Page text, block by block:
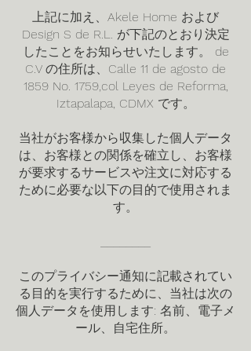
上記に加え、Akele Home および
Design S de R.L. が下記のとおり決定
したことをお知らせいたします。 de
C.V の住所は、Calle 11 de agosto de
1859 No. 1759,col Leyes de Reforma,
Iztapalapa, CDMX です。
当社がお客様から収集した個人データ
は、お客様との関係を確立し、お客様
が要求するサービスや注文に対応する
ために必要な以下の目的で使用されま
す。
このプライバシー通知に記載されてい
る目的を実行するために、当社は次の
個人データを使用します: 名前、電子メ
ール、自宅住所。